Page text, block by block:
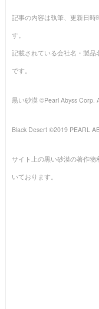
記事の内容は執筆、更新日時
す。
記載されている会社名・製
です。
黒い砂漠 ©Pearl Abyss Corp.
Black Desert ©2019 PEARL
サイト上の黒い砂漠の著作
いております。